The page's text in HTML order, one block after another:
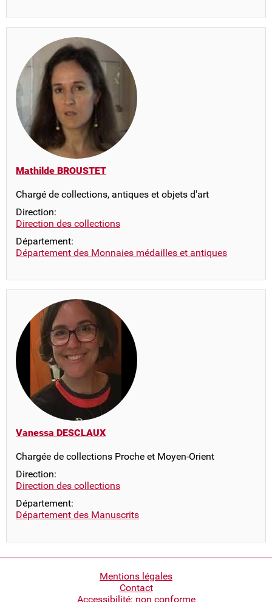
Mathilde BROUSTET
Chargé de collections, antiques et objets d'art
Direction:
Direction des collections
Département:
Département des Monnaies médailles et antiques
Vanessa DESCLAUX
Chargée de collections Proche et Moyen-Orient
Direction:
Direction des collections
Département:
Département des Manuscrits
Mentions légales
Contact
Accessibilité: non conforme